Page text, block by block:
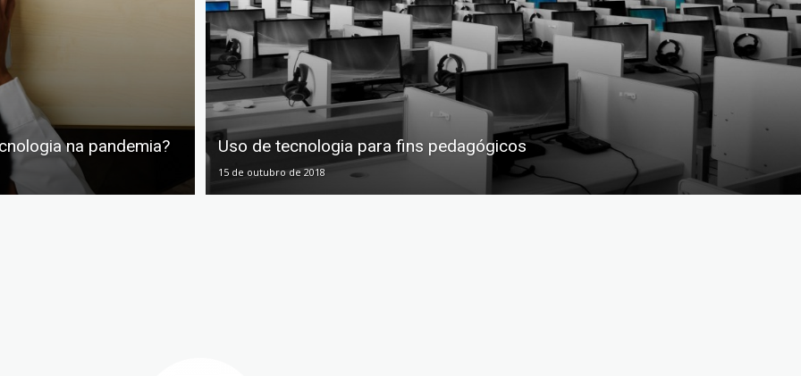
na pandemia? Uso de tecnologia para fins pedagógicos
15 de outubro de 2018